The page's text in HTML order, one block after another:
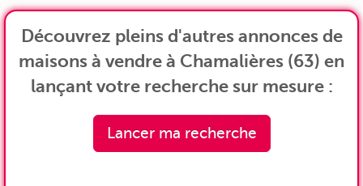
Découvrez pleins d'autres annonces de
maisons à vendre à Chamalières (63) en
lançant votre recherche sur mesure :
Lancer ma recherche